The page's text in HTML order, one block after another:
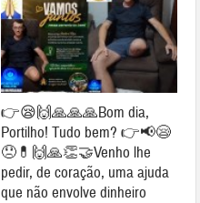
👉😪🙌🙏🙏🙏Bom dia,
Portilho! Tudo bem? 👉📢😪
😞💊🙌🙏👏🤝Venho lhe
pedir, de coração, uma ajuda
que não envolve dinheiro